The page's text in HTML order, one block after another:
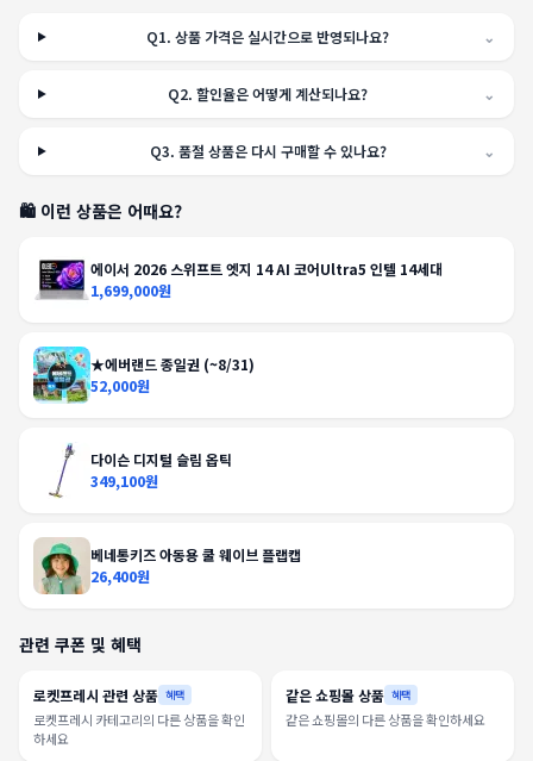
Q1.상품 가격은 실시간으로 반영되나요? ⌄
Q2.할인율은 어떻게 계산되나요? ⌄
Q3. 품절 상품은 다시 구매할 수 있나요? ⌄
🛍️ 이런 상품은 어때요?
에이서 2026 스위프트 엣지 14 AI 코어Ultra5 인텔 14세대
1,699,000원
★에버랜드 종일권 (~8/31)
52,000원
다이슨 디지털 슬림 옵틱
349,100원
베네통키즈 아동용 쿨 웨이브 플랩캡
26,400원
관련 쿠폰 및 혜택
로켓프레시 관련 상품 혜택
로켓프레시 카테고리의 다른 상품을 확인
하세요
같은 쇼핑몰 상품 혜택
같은 쇼핑몰의 다른 상품을 확인하세요